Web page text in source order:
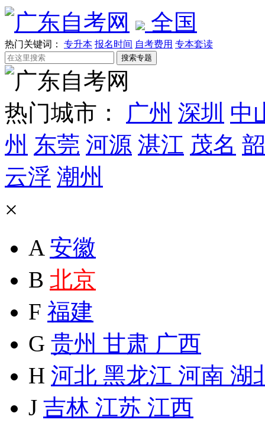
全国
热门关键词： 专升本 报名时间 自考费用 专本套读
热门城市： 广州 深圳 中
州 东莞 河源 湛江 茂名
云浮 潮州
×
A 安徽
B 北京
F 福建
G 贵州 甘肃 广西
H 河北 黑龙江 河南 湖
J 吉林 江苏 江西